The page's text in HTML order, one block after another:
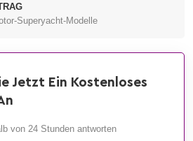
Superyacht-Modelle
Jetzt Ein Kostenloses
von 24 Stunden antworten